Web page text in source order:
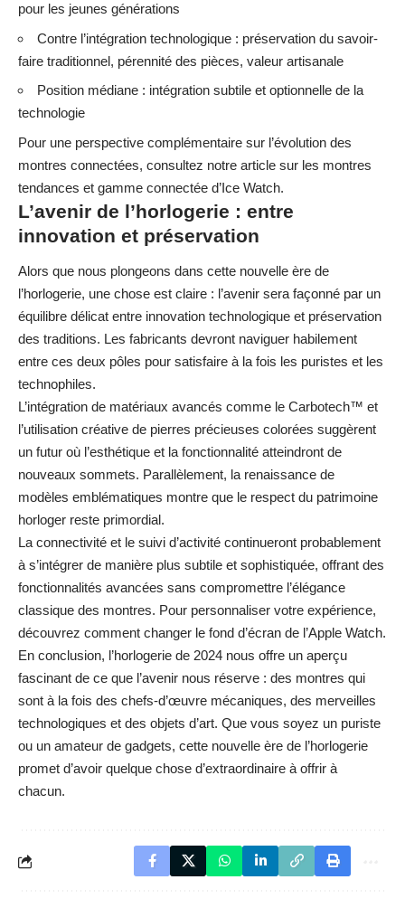
pour les jeunes générations
Contre l’intégration technologique : préservation du savoir-
faire traditionnel, pérennité des pièces, valeur artisanale
Position médiane : intégration subtile et optionnelle de la
technologie
Pour une perspective complémentaire sur l’évolution des
montres connectées, consultez notre article sur les montres
tendances et gamme connectée d’Ice Watch.
L’avenir de l’horlogerie : entre
innovation et préservation
Alors que nous plongeons dans cette nouvelle ère de
l’horlogerie, une chose est claire : l’avenir sera façonné par un
équilibre délicat entre innovation technologique et préservation
des traditions. Les fabricants devront naviguer habilement
entre ces deux pôles pour satisfaire à la fois les puristes et les
technophiles.
L’intégration de matériaux avancés comme le Carbotech™ et
l’utilisation créative de pierres précieuses colorées suggèrent
un futur où l’esthétique et la fonctionnalité atteindront de
nouveaux sommets. Parallèlement, la renaissance de
modèles emblématiques montre que le respect du patrimoine
horloger reste primordial.
La connectivité et le suivi d’activité continueront probablement
à s’intégrer de manière plus subtile et sophistiquée, offrant des
fonctionnalités avancées sans compromettre l’élégance
classique des montres. Pour personnaliser votre expérience,
découvrez comment changer le fond d’écran de l’Apple Watch.
En conclusion, l’horlogerie de 2024 nous offre un aperçu
fascinant de ce que l’avenir nous réserve : des montres qui
sont à la fois des chefs-d’œuvre mécaniques, des merveilles
technologiques et des objets d’art. Que vous soyez un puriste
ou un amateur de gadgets, cette nouvelle ère de l’horlogerie
promet d’avoir quelque chose d’extraordinaire à offrir à
chacun.